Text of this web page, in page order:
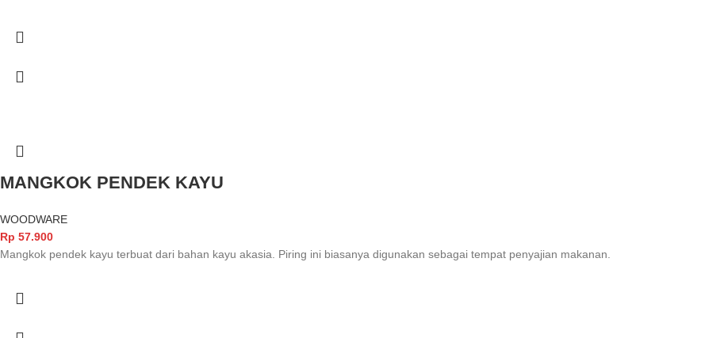
MANGKOK PENDEK KAYU
WOODWARE
Rp 57.900
Mangkok pendek kayu terbuat dari bahan kayu akasia. Piring ini biasanya digunakan sebagai tempat penyajian makanan.